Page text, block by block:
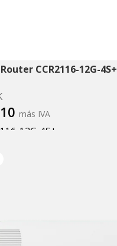
CCR2116-12G-4S+
más IVA
12G-4S+